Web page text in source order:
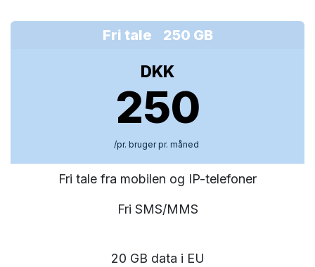
Fri tale 250 GB
DKK
250
/pr. bruger pr. måned
Fri tale fra mobilen og IP-telefoner
Fri SMS/MMS
20 GB data i EU